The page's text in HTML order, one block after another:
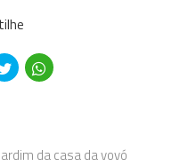
da casa da vovó